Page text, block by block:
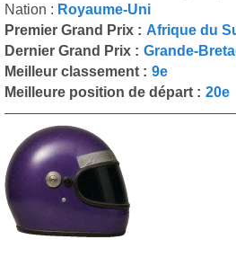
Nation : Royaume-Uni
Premier Grand Prix : Afrique du
Dernier Grand Prix : Grande-
Meilleur classement : 9e
Meilleure position de départ : 20e